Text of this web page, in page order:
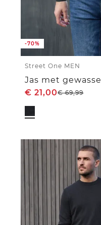
-70%
Street One MEN
Jas met
€ 21,00€69,99